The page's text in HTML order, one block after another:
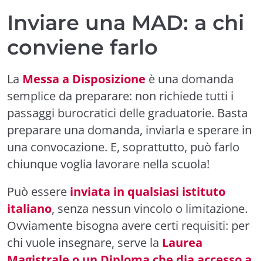
Inviare una MAD: a chi
conviene farlo
La Messa a Disposizione è una domanda
semplice da preparare: non richiede tutti i
passaggi burocratici delle graduatorie. Basta
preparare una domanda, inviarla e sperare in
una convocazione. E, soprattutto, può farlo
chiunque voglia lavorare nella scuola!
Può essere inviata in qualsiasi istituto
italiano, senza nessun vincolo o limitazione.
Ovviamente bisogna avere certi requisiti: per
chi vuole insegnare, serve la Laurea